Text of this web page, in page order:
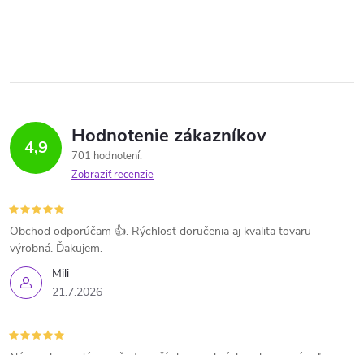
4,9 Hodnotenie zákazníkov
701 hodnotení
Zobraziť recenzie
Mili
21.7.2026
Obchod odporúčam 👍. Rýchlosť doručenia aj kvalita tovaru
výrobná. Ďakujem.